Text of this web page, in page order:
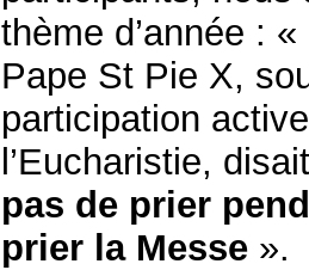
thème d’année : «
Pape St Pie X,
participation
l’Eucharistie,
pas de prier
prier la Messe ».